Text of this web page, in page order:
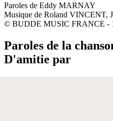
Paroles de Eddy MARNAY
Musique de Roland VINCENT,
© BUDDE MUSIC FRANCE -
Paroles de la
D'amitie par